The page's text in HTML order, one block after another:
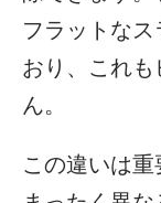
フラットな
おり、これ
ん。
この違いは